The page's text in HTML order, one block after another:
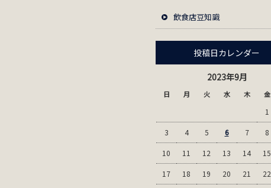
飲食店豆知識
投稿日カレンダー
2023年9月
日 月 火 水 木 金
1
3 4 5 6 7 8
10 11 12 13 14 15
17 18 19 20 21 22